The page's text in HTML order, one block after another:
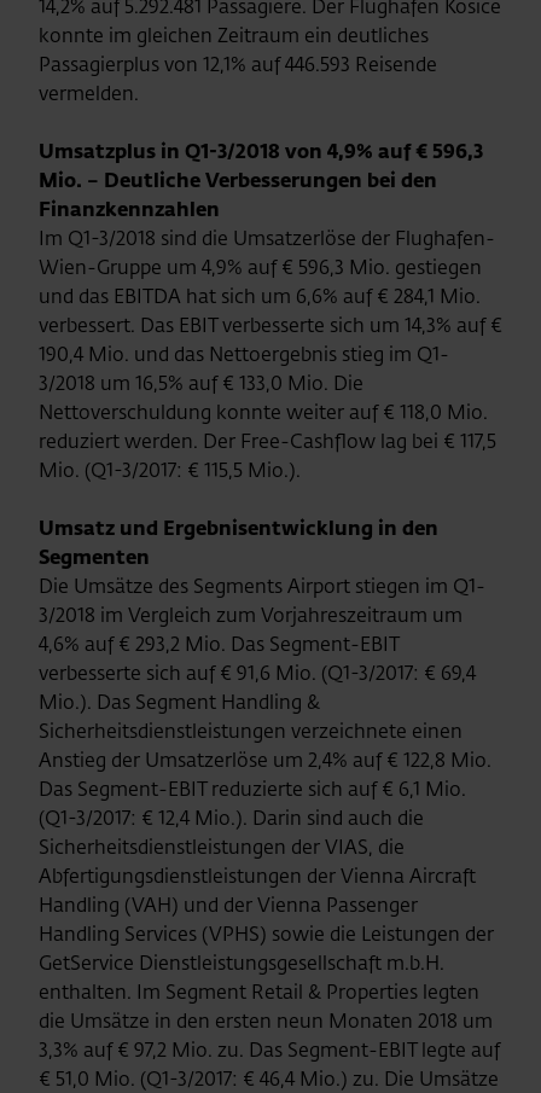
14,2% auf 5.292.481 Passagiere. Der Flughafen Kosice
konnte im gleichen Zeitraum ein deutliches
Passagierplus von 12,1% auf 446.593 Reisende
vermelden.
Umsatzplus in Q1-3/2018 von 4,9% auf € 596,3
Mio. – Deutliche Verbesserungen bei den
Finanzkennzahlen
Im Q1-3/2018 sind die Umsatzerlöse der Flughafen-
Wien-Gruppe um 4,9% auf € 596,3 Mio. gestiegen
und das EBITDA hat sich um 6,6% auf € 284,1 Mio.
verbessert. Das EBIT verbesserte sich um 14,3% auf €
190,4 Mio. und das Nettoergebnis stieg im Q1-
3/2018 um 16,5% auf € 133,0 Mio. Die
Nettoverschuldung konnte weiter auf € 118,0 Mio.
reduziert werden. Der Free-Cashflow lag bei € 117,5
Mio. (Q1-3/2017: € 115,5 Mio.).
Umsatz und Ergebnisentwicklung in den
Segmenten
Die Umsätze des Segments Airport stiegen im Q1-
3/2018 im Vergleich zum Vorjahreszeitraum um
4,6% auf € 293,2 Mio. Das Segment-EBIT
verbesserte sich auf € 91,6 Mio. (Q1-3/2017: € 69,4
Mio.). Das Segment Handling &
Sicherheitsdienstleistungen verzeichnete einen
Anstieg der Umsatzerlöse um 2,4% auf € 122,8 Mio.
Das Segment-EBIT reduzierte sich auf € 6,1 Mio.
(Q1-3/2017: € 12,4 Mio.). Darin sind auch die
Sicherheitsdienstleistungen der VIAS, die
Abfertigungsdienstleistungen der Vienna Aircraft
Handling (VAH) und der Vienna Passenger
Handling Services (VPHS) sowie die Leistungen der
GetService Dienstleistungsgesellschaft m.b.H.
enthalten. Im Segment Retail & Properties legten
die Umsätze in den ersten neun Monaten 2018 um
3,3% auf € 97,2 Mio. zu. Das Segment-EBIT legte auf
€ 51,0 Mio. (Q1-3/2017: € 46,4 Mio.) zu. Die Umsätze